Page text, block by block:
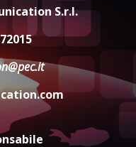
e Mobilità
gli studenti
“La strada
S.r.l.